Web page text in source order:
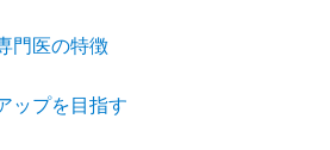
門医の特徴
ップを目指す